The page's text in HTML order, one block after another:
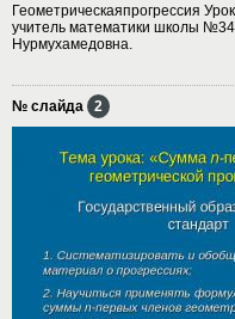
Геометрическаяпрогрессия
учитель математики школы
Нурмухамедовна.
№ слайда 2